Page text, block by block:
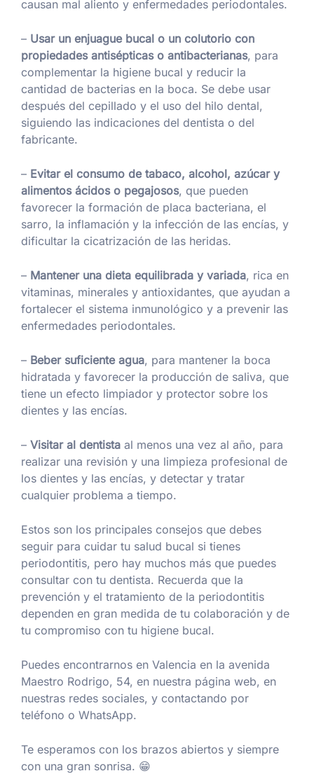
causan mal aliento y enfermedades periodontales.
– Usar un enjuague bucal o un colutorio con
propiedades antisépticas o antibacterianas, para
complementar la higiene bucal y reducir la
cantidad de bacterias en la boca. Se debe usar
después del cepillado y el uso del hilo dental,
siguiendo las indicaciones del dentista o del
fabricante.
– Evitar el consumo de tabaco, alcohol, azúcar y
alimentos ácidos o pegajosos, que pueden
favorecer la formación de placa bacteriana, el
sarro, la inflamación y la infección de las encías, y
dificultar la cicatrización de las heridas.
– Mantener una dieta equilibrada y variada, rica en
vitaminas, minerales y antioxidantes, que ayudan a
fortalecer el sistema inmunológico y a prevenir las
enfermedades periodontales.
– Beber suficiente agua, para mantener la boca
hidratada y favorecer la producción de saliva, que
tiene un efecto limpiador y protector sobre los
dientes y las encías.
– Visitar al dentista al menos una vez al año, para
realizar una revisión y una limpieza profesional de
los dientes y las encías, y detectar y tratar
cualquier problema a tiempo.
Estos son los principales consejos que debes
seguir para cuidar tu salud bucal si tienes
periodontitis, pero hay muchos más que puedes
consultar con tu dentista. Recuerda que la
prevención y el tratamiento de la periodontitis
dependen en gran medida de tu colaboración y de
tu compromiso con tu higiene bucal.
Puedes encontrarnos en Valencia en la avenida
Maestro Rodrigo, 54, en nuestra página web, en
nuestras redes sociales, y contactando por
teléfono o WhatsApp.
Te esperamos con los brazos abiertos y siempre
con una gran sonrisa. 😁